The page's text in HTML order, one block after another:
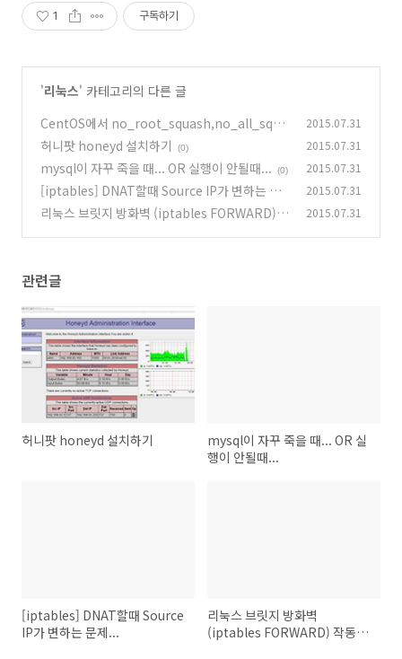
1 구독하기
'리눅스' 카테고리의 다른 글
CentOS에서 no_root_squash,no_all_squa
sh 안먹힐때... (0)
2015.07.31
허니팟 honeyd 설치하기 (0) 2015.07.31
mysql이 자꾸 죽을 때... OR 실행이 안될때... (0) 2015.07.31
[iptables] DNAT할때 Source IP가 변하는 문
제... (0)
2015.07.31
리눅스 브릿지 방화벽 (iptables FORWARD)
2015.07.31
관련글
허니팟 honeyd 설치하기
mysql이 자꾸 죽을 때... OR 실
행이 안될때...
[iptables] DNAT할때 Source
IP가 변하는 문제...
리눅스 브릿지 방화벽
(iptables FORWARD) 작동안